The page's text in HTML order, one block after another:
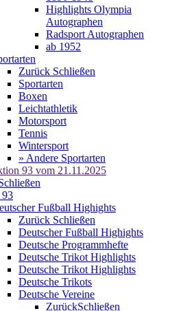
Highlights Olympia
Autographen
Radsport Autographen
ab 1952
Zurück Schließen
Sportarten
Boxen
Leichtathletik
Motorsport
Tennis
Wintersport
» Andere Sportarten
93 vom 21.11.2025
Fußball Highights
Zurück Schließen
Deutscher Fußball Highights
Deutsche Programmhefte
Deutsche Trikot Highlights
Deutsche Trikot Highlights
Deutsche Trikots
Deutsche Vereine
ZurückSchließen